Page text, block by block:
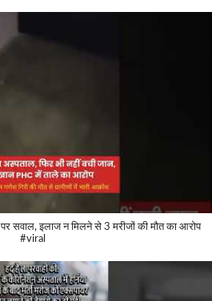
सवाल, इलाज न मिलने से 3 मरीजों की मौत का आरोप
#viral